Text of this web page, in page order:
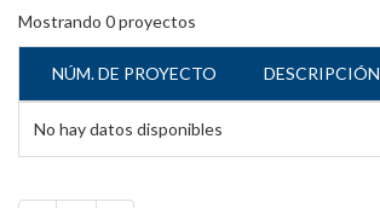
Mostrando 0proyectos
NÚM. DE PROYECTO DESCRIPCIÓN
No hay datos disponibles